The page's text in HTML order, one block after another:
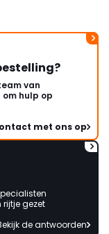
van
hulp op
met ons op
gezet
de antwoorden